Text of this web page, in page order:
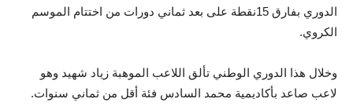
الدوري بفارق 15نقطة على بعد ثماني دورات من اختتام الموسم
الكروي.
وخلال هذا الدوري الوطني تألق اللاعب الموهبة زياد شهيد وهو
لاعب صاعد بأكاديمية محمد السادس فئة أقل من ثماني سنوات.